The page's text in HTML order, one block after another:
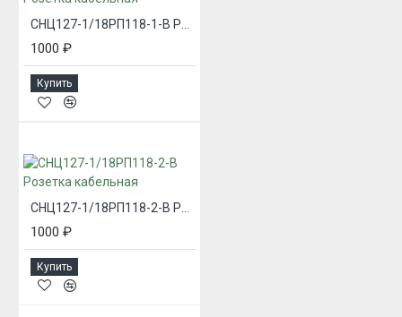
1000 ₽
Купить
1000 ₽
Купить